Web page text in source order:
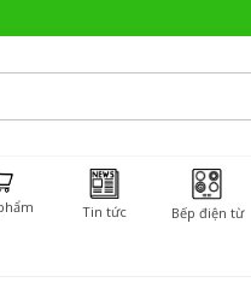
Tin tức Bếp điện từ